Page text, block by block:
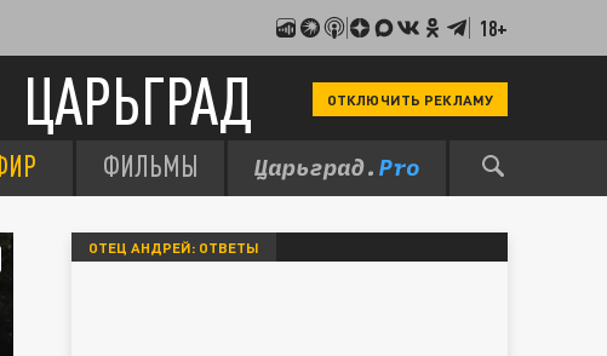
18+
ЦАРЬГРАД ОТКЛЮЧИТЬ РЕКЛАМУ
ФИЛЬМЫ
ОТЕЦ АНДРЕЙ: ОТВЕТЫ